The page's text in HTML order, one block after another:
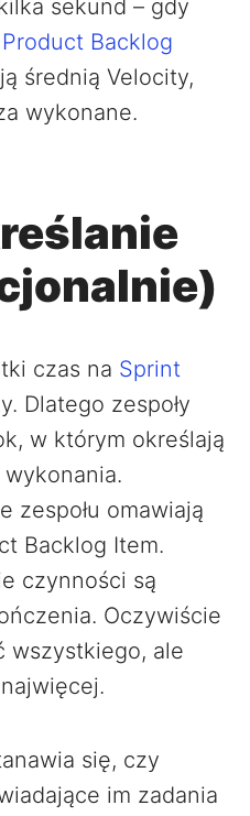
sekund – gdy
Product Backlog
średnią Velocity,
wykonane.
czas na Sprint
Dlatego zespoły
w którym określają
zespołu omawiają
Backlog Item.
czynności są
Oczywiście
wszystkiego, ale
się, czy
im zadania